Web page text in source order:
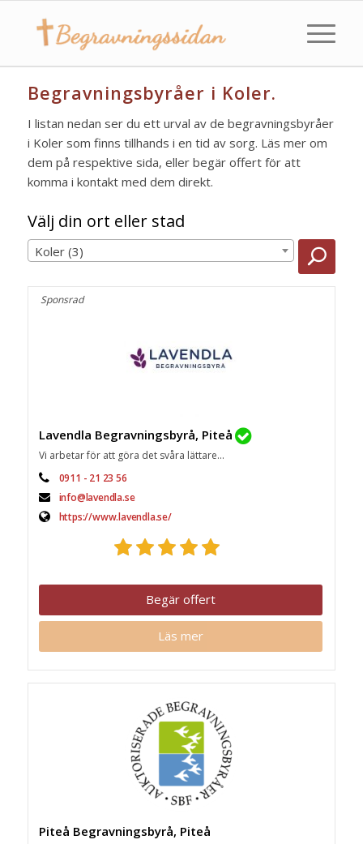
Begravningsbyråer i Koler.
I listan nedan ser du ett urval av de begravningsbyråer
i Koler som finns tillhands i en tid av sorg. Läs mer om
dem på respektive sida, eller begär offert för att
komma i kontakt med dem direkt.
Välj din ort eller stad
Koler (3)
Sponsrad
Lavendla Begravningsbyrå, Piteå
Vi arbetar för att göra det svåra lättare...
0911 - 21 23 56
info@lavendla.se
https://www.lavendla.se/
Begär offert
Läs mer
Piteå Begravningsbyrå, Piteå